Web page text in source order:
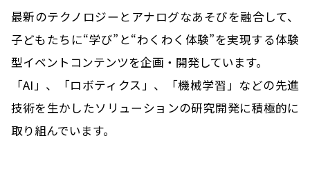
最新のテクノロジーとアナログなあそびを融合して、
子どもたちに“学び”と“わくわく体験”を実現する体験
型イベントコンテンツを企画・開発しています。
「AI」、「ロボティクス」、「機械学習」などの先進
技術を生かしたソリューションの研究開発に積極的に
取り組んでいます。